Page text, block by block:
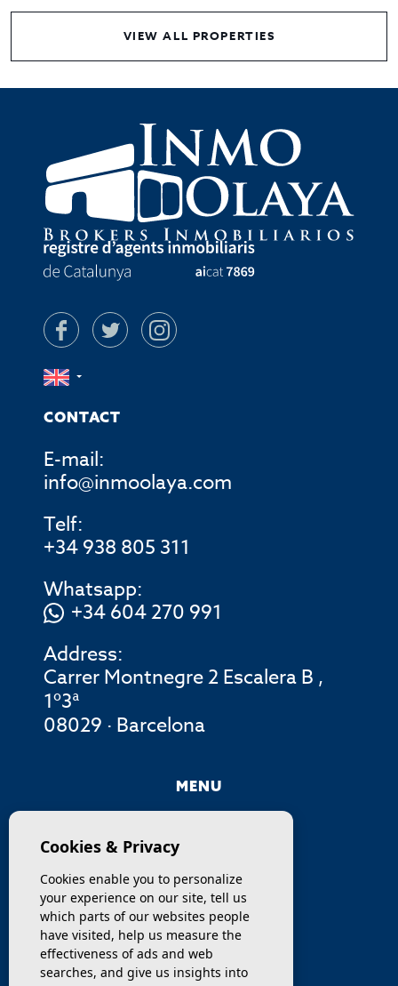
VIEW ALL PROPERTIES
CONTACT
E-mail:
info@inmoolaya.com
Telf:
+34 938 805 311
Whatsapp:
+34 604 270 991
Address:
Carrer Montnegre 2 Escalera B ,
1º3ª
08029 · Barcelona
MENU
PROPERTIES
SERVICES
SELL / TRANSFER
Cookies & Privacy
Cookies enable you to personalize
your experience on our site, tell us
which parts of our websites people
have visited, help us measure the
effectiveness of ads and web
searches, and give us insights into